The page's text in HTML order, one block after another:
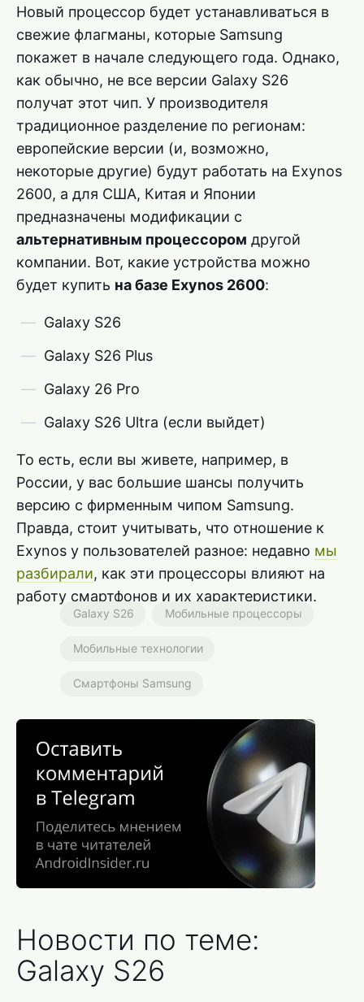
Новый процессор будет устанавливаться в
свежие флагманы, которые Samsung
покажет в начале следующего года. Однако,
как обычно, не все версии Galaxy S26
получат этот чип. У производителя
традиционное разделение по регионам:
европейские версии (и, возможно,
некоторые другие) будут работать на Exynos
2600, а для США, Китая и Японии
предназначены модификации с
альтернативным процессором другой
компании. Вот, какие устройства можно
будет купить на базе Exynos 2600:
Galaxy S26
Galaxy S26 Plus
Galaxy 26 Pro
Galaxy S26 Ultra (если выйдет)
То есть, если вы живете, например, в
России, у вас большие шансы получить
версию с фирменным чипом Samsung.
Правда, стоит учитывать, что отношение к
Exynos у пользователей разное: недавно мы
разбирали, как эти процессоры влияют на
работу смартфонов и их характеристики.
Galaxy S26 Мобильные процессоры
Мобильные технологии
Смартфоны Samsung
Новости по теме:
Galaxy S26